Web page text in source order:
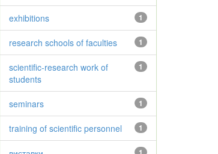
1
exhibitions
1
research schools of faculties
1
scientific-research work of
students
1
seminars
1
training of scientific personnel